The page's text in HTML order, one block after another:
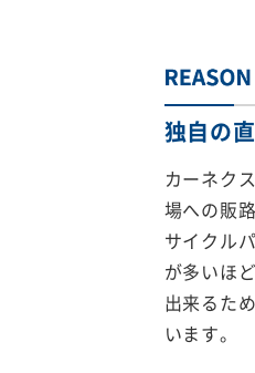
独自の
カーネク
場への販
サイクル
が多いほ
出来るた
います。